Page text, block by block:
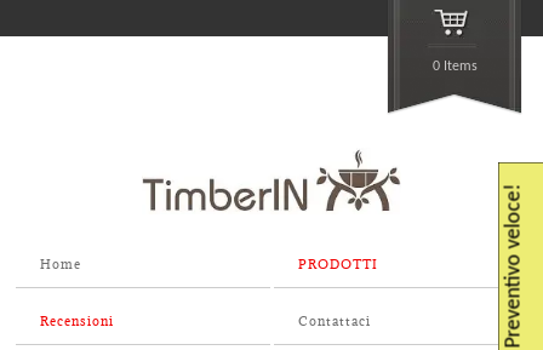
0 Items
Home PRODOTTI
Recensioni Contattaci Preventivo veloce!